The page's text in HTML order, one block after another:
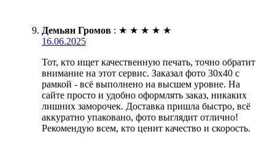
Демьян Громов : ★ ★ ★ ★ ★
16.06.2025
Тот, кто ищет качественную печать, точно обратит
внимание на этот сервис. Заказал фото 30х40 с
рамкой - всё выполнено на высшем уровне. На
сайте просто и удобно оформлять заказ, никаких
лишних заморочек. Доставка пришла быстро, всё
аккуратно упаковано, фото выглядит отлично!
Рекомендую всем, кто ценит качество и скорость.